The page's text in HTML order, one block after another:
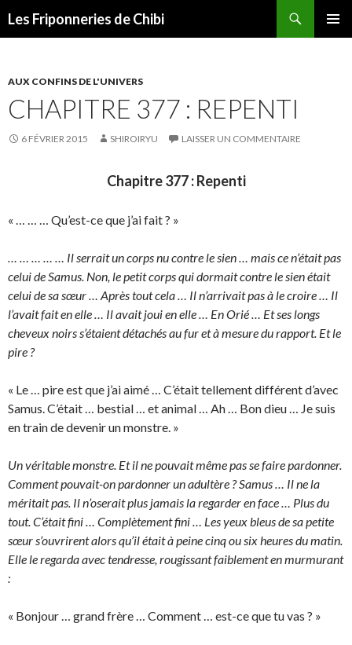
Les Friponneries de Chibi
AUX CONFINS DE L'UNIVERS
CHAPITRE 377 : REPENTI
6 FÉVRIER 2015 SHIROIRYU LAISSER UN COMMENTAIRE
Chapitre 377 : Repenti
« … … … Qu’est-ce que j’ai fait ? »
… … … … … Il serrait un corps nu contre le sien … mais ce n’était pas
celui de Samus. Non, le petit corps qui dormait contre le sien était
celui de sa sœur … Après tout cela … Il n’arrivait pas à le croire … Il
l’avait fait en elle … Il avait joui en elle … En Orié … Et ses longs
cheveux noirs s’étaient détachés au fur et à mesure du rapport. Et le
pire ?
« Le … pire est que j’ai aimé … C’était tellement différent d’avec
Samus. C’était … bestial … et animal … Ah … Bon dieu … Je suis
en train de devenir un monstre. »
Un véritable monstre. Et il ne pouvait même pas se faire pardonner.
Comment pouvait-on pardonner un adultère ? Samus … Il ne la
méritait pas. Il n’oserait plus jamais la regarder en face … Plus du
tout. C’était fini … Complètement fini … Les yeux bleus de sa petite
sœur s’ouvrirent alors qu’il était à peine cinq ou six heures du matin.
Elle le regarda avec tendresse, rougissant faiblement en murmurant
:
« Bonjour … grand frère … Comment … est-ce que tu vas ? »